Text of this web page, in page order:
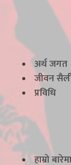
अर्थ जगत
जीवन
प्रविधि
हाम्राे बारेमा